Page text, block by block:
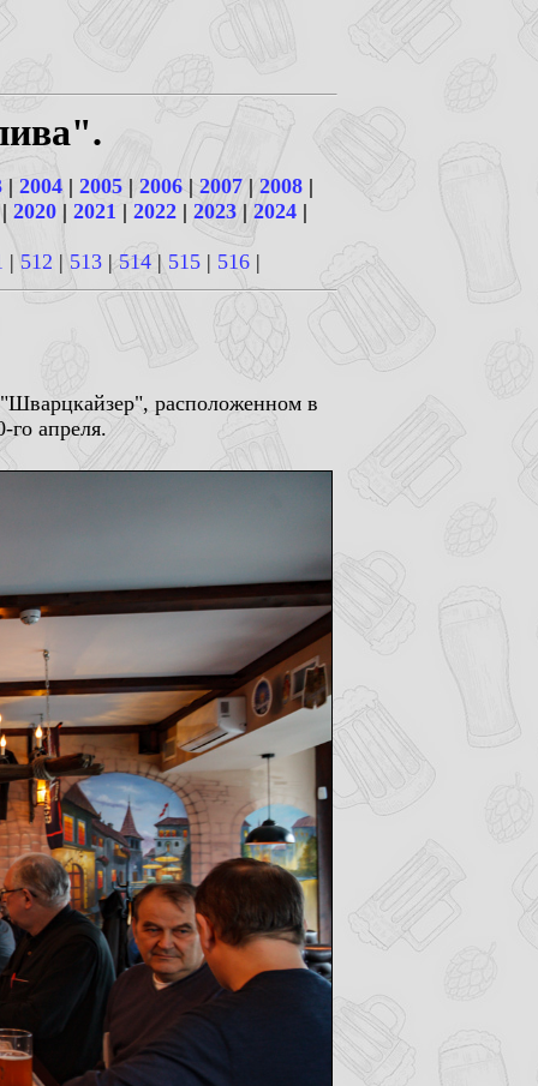
| 2004 | 2005 | 2006 |2007 | 2008 |
2020 | 2021 | 2022 | 2023 | 2024 |
| 512 | 513 |514 | 515 | 516 |
расположенном в
го апреля.